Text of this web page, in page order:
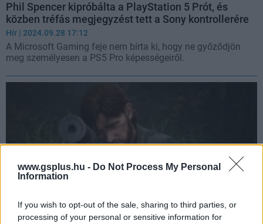
www.gsplus.hu - Do Not Process My Personal
Information
If you wish to opt-out of the sale, sharing to third parties, or
processing of your personal or sensitive information for
Phil Spencer kipróbálta a PlayStation 5 Prót, és
közben tréfás megjegyzést tett a Sony kontrollerére
Hír | 2024.09.28 17:12
A Microsoft Gaming feje nem bírta ki, hogy ne győződjön
meg személyesen a PS5 Pro képességeiről.